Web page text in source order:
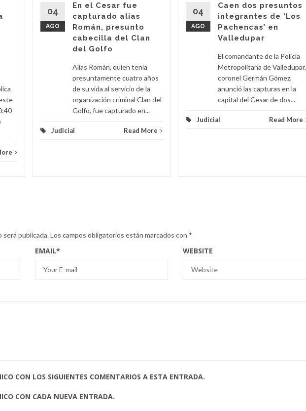
04
AGO
En el Cesar fue
capturado alias
Román, presunto
cabecilla del Clan
del Golfo
Alias Román, quien tenía
presuntamente cuatro años
de su vida al servicio de la
organización criminal Clan del
Golfo, fue capturado en...
Judicial Read More
04
AGO
Caen dos presuntos
integrantes de ‘Los
Pachencas’ en
Valledupar
El comandante de la Policía
Metropolitana de Valledupar,
coronel Germán Gómez,
anunció las capturas en la
capital del Cesar de dos...
Judicial Read More
publicada.Los campos obligatorios están marcados con *
EMAIL* WEBSITE
CON LOS SIGUIENTES COMENTARIOS A ESTA ENTRADA.
CON CADA NUEVA ENTRADA.